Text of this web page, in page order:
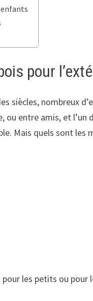
enfants
pour
siècles, nombreux
ou entre amis, et
Mais quels sont les
les petits ou pour